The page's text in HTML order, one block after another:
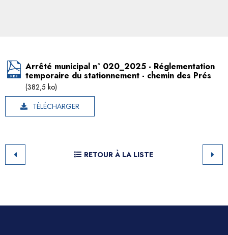
Arrêté municipal n° 020_2025 - Réglementation
temporaire du stationnement - chemin des Prés
(382,5 ko)
TÉLÉCHARGER
RETOUR À LA LISTE